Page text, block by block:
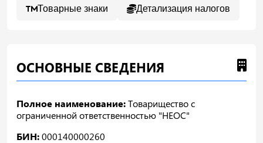
Товарные знаки Детализация налогов
ОСНОВНЫЕ СВЕДЕНИЯ
Полное наименование:Товарищество с
ограниченной ответственностью "НЕОС"
БИН:000140000260